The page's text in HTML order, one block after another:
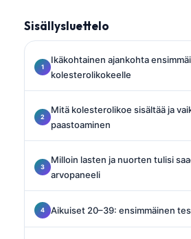
laboratoriolääketieteeseen.
Sisällysluettelo
Ikäkohtainen ajankohta
kolesterolikokeelle
Mitä kolesterolikoe sisältää ja
paastoaminen
Milloin lasten ja nuorten tulisi
arvopaneeli
Aikuiset 20–39: ensimmäinen